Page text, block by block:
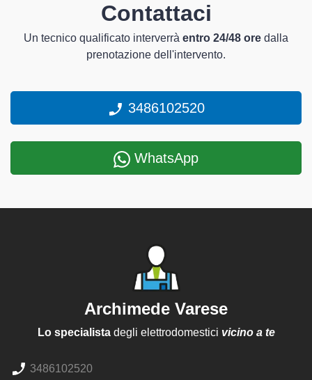
Contattaci
Un tecnico qualificato interverrà entro 24/48 ore dalla
prenotazione dell'intervento.
3486102520
WhatsApp
Archimede Varese
Lo specialistadegli elettrodomestici vicino a te
3486102520